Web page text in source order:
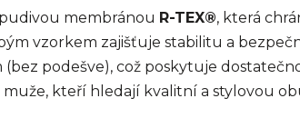
membránou R-TEX®, která
vzorkem zajišťuje stabilitu a
(bez podešve), což poskytuje
kteří hledají kvalitní a stylovou